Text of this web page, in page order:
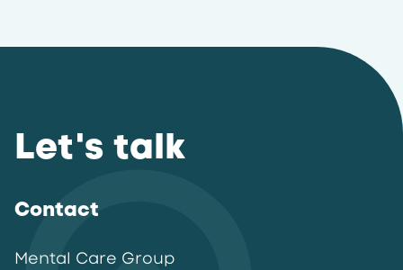
Let's talk
Contact
Mental Care Group